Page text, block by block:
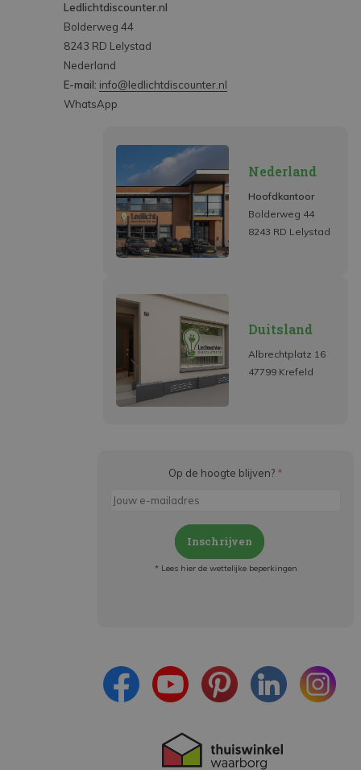
Ledlichtdiscounter.nl
Bolderweg 44
8243 RD Lelystad
Nederland
E-mail: info@ledlichtdiscounter.nl
WhatsApp
Nederland
Hoofdkantoor
Bolderweg 44
8243 RD Lelystad
Duitsland
Albrechtplatz 16
47799 Krefeld
Op de hoogte blijven? *
Inschrijven
* Lees hier de wettelijke beperkingen